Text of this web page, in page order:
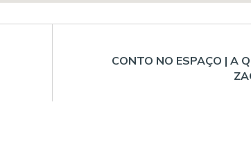
CONTO NO ESPAÇO | A